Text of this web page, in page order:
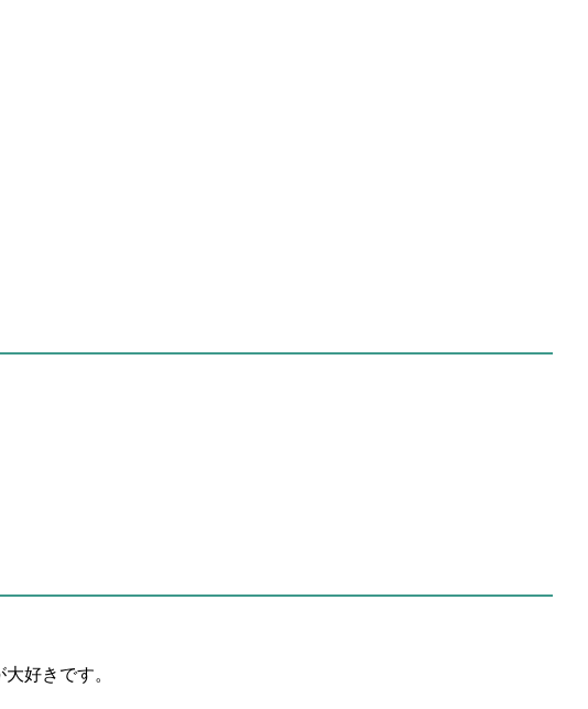
好きです。